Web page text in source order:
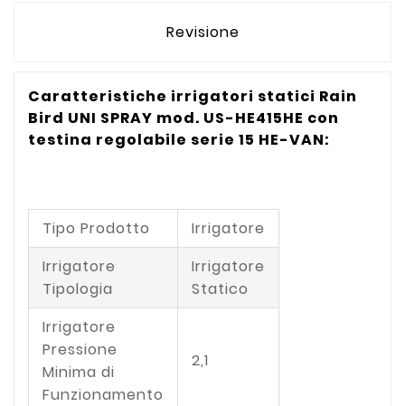
Revisione
Caratteristiche irrigatori statici Rain
Bird UNI SPRAY mod. US-HE415HE con
testina regolabile serie 15 HE-VAN:
Tipo Prodotto
Irrigatore
Irrigatore
Tipologia
Irrigatore
Statico
Irrigatore
Pressione
Minima di
Funzionamento
2,1